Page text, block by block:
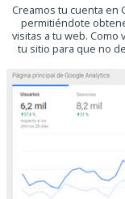
Creamos tu cuenta en
permitiéndote
visitas a tu web. Como
tu sitio para que no